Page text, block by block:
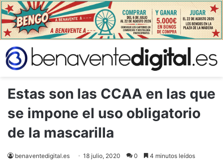
Estas son las CCAA en las que
se impone el uso obligatorio
de la mascarilla
benaventedigital.es 18 julio, 2020 0 4 minutos leídos